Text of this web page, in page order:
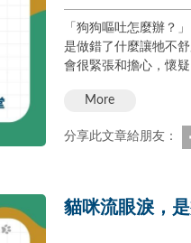
「狗狗嘔吐怎麼辦？」 「牠剛剛吃了什麼嗎？」 「我是不
是做錯了什麼讓牠不舒服？」 看到狗狗嘔吐
會很緊張和擔心，懷
More
分享此文章給朋友：
貓咪流眼淚，